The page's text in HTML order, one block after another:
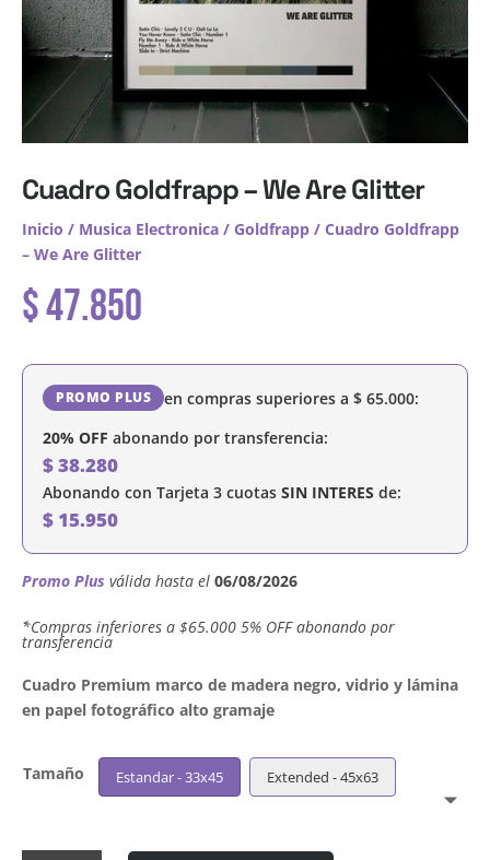
Cuadro Goldfrapp – We Are Glitter
Inicio / Musica Electronica / Goldfrapp / Cuadro Goldfrapp
– We Are Glitter
$47.850
PROMO PLUS en compras superiores a $ 65.000:
20% OFF abonando por transferencia:
$38.280
Abonando con Tarjeta 3 cuotas SIN INTERES de:
$ 15.950
Promo Plus válida hasta el 06/08/2026
´*Compras inferiores a $65.000 5% OFF abonando por
transferencia
Cuadro Premium marco de madera negro, vidrio y lámina
en papel fotográfico alto gramaje
Tamaño Estandar - 33x45 Extended - 45x63